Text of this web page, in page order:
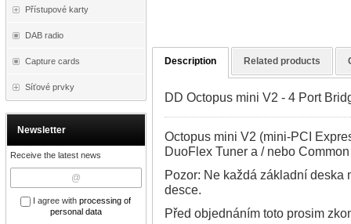
Přístupové karty
DAB radio
Capture cards
Síťové prvky
Newsletter
Receive the latest news
I agree withprocessing of
personal data
Description Related products
DD Octopus mini V2 - 4 Port
Octopus mini V2 (mini-PCI
DuoFlex Tuner a / nebo
Pozor: Ne každá základní deska
desce.
Před objednáním toto prosim